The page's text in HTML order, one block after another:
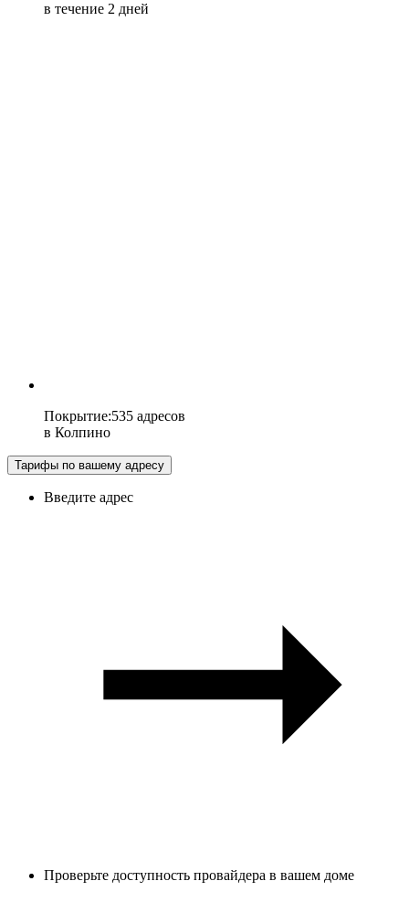
в течение 2 дней
Покрытие:535 адресов
в Колпино
Тарифы по вашему адресу
Введите адрес
Проверьте доступность провайдера в вашем доме